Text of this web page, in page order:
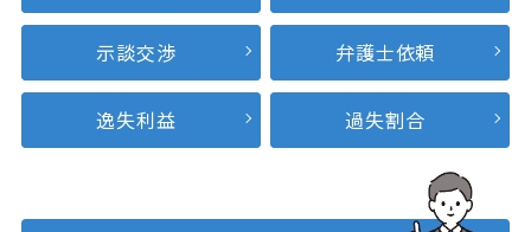
示談交渉 弁護士依頼
逸失利益 過失割合